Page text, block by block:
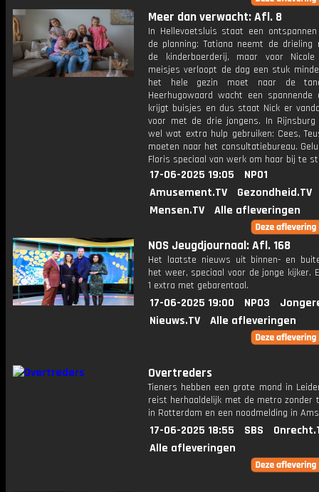
Meer dan verwacht: Afl. 8
In Hellevoetsluis staat een
de planning: Tatiana neemt de drieling
de kinderboerderij, maar voor
meisjes verloopt de dag een stuk
het hele gezin moet naar de
Heerhugowaard wacht een spannende
krijgt buisjes en dus staat Nick er
voor met de drie jongens. In Rijnsburg
wel wat extra hulp gebruiken: Cees,
moeten naar het consultatiebureau.
Floris speciaal van werk om haar bij te
17-06-2025 19:05
NPO1
Amusement.TV
Gezondheid.TV
Mensen.TV
Alle afleveringen
NOS Jeugdjournaal: Afl. 168
Het laatste nieuws uit binnen- en
het weer, speciaal voor de jonge kijker.
1 extra met gebarentaal.
17-06-2025 19:00 NPO3
Nieuws.TV
Alle afleveringen
Overtreders
Tieners hebben een grote mond in
reist herhaaldelijk met de metro zonder
in Rotterdam en een noodmelding in
17-06-2025 18:55 SBS
Alle afleveringen